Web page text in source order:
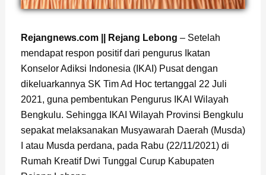
Rejangnews.com || Rejang Lebong – Setelah
mendapat respon positif dari pengurus Ikatan
Konselor Adiksi Indonesia (IKAI) Pusat dengan
dikeluarkannya SK Tim Ad Hoc tertanggal 22 Juli
2021, guna pembentukan Pengurus IKAI Wilayah
Bengkulu. Sehingga IKAI Wilayah Provinsi Bengkulu
sepakat melaksanakan Musyawarah Daerah (Musda)
I atau Musda perdana, pada Rabu (22/11/2021) di
Rumah Kreatif Dwi Tunggal Curup Kabupaten
Page
, Page
, Page
, Page